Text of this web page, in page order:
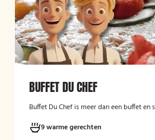
BUFFET DU CHEF
Buffet Du Chef is meer dan een buffet en
9 warme gerechten